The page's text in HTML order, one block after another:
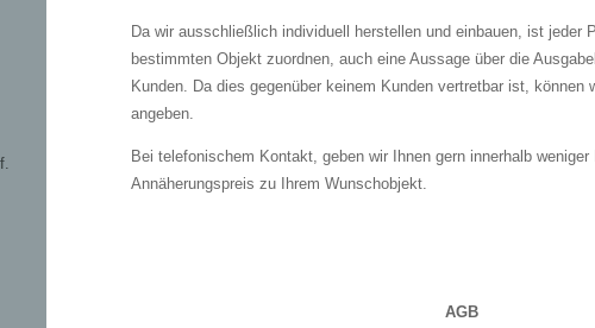
Da wir ausschließlich individuell herstellen und einbauen, ist jeder
bestimmten Objekt zuordnen, auch eine Aussage über die
Kunden. Da dies gegenüber keinem Kunden vertretbar ist, können
angeben.
Bei telefonischem Kontakt, geben wir Ihnen gern innerhalb weniger
Annäherungspreis zu Ihrem Wunschobjekt.
AGB